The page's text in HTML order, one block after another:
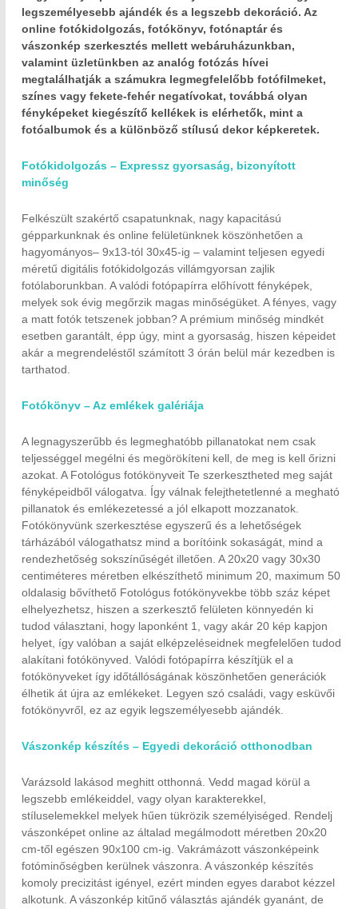
legszemélyesebb ajándék és a legszebb dekoráció. Az
online fotókidolgozás, fotókönyv, fotónaptár és
vászonkép szerkesztés mellett webáruházunkban,
valamint üzletünkben az analóg fotózás hívei
megtalálhatják a számukra legmegfelelőbb fotófilmeket,
színes vagy fekete-fehér negatívokat, továbbá olyan
fényképeket kiegészítő kellékek is elérhetők, mint a
fotóalbumok és a különböző stílusú dekor képkeretek.
Fotókidolgozás – Expressz gyorsaság, bizonyított
minőség
Felkészült szakértő csapatunknak, nagy kapacitású
gépparkunknak és online felületünknek köszönhetően a
hagyományos– 9x13-tól 30x45-ig – valamint teljesen egyedi
méretű digitális fotókidolgozás villámgyorsan zajlik
fotólaborunkban. A valódi fotópapírra előhívott fényképek,
melyek sok évig megőrzik magas minőségüket. A fényes, vagy
a matt fotók tetszenek jobban? A prémium minőség mindkét
esetben garantált, épp úgy, mint a gyorsaság, hiszen képeidet
akár a megrendeléstől számított 3 órán belül már kezedben is
tarthatod.
Fotókönyv – Az emlékek galériája
A legnagyszerűbb és legmeghatóbb pillanatokat nem csak
teljességgel megélni és megörökíteni kell, de meg is kell őrizni
azokat. A Fotológus fotókönyveit Te szerkesztheted meg saját
fényképeidből válogatva. Így válnak felejthetetlenné a megható
pillanatok és emlékezetessé a jól elkapott mozzanatok.
Fotókönyvünk szerkesztése egyszerű és a lehetőségek
tárházából válogathatsz mind a borítóink sokaságát, mind a
rendezhetőség sokszínűségét illetően. A 20x20 vagy 30x30
centiméteres méretben elkészíthető minimum 20, maximum 50
oldalasig bővíthető Fotológus fotókönyvekbe több száz képet
elhelyezhetsz, hiszen a szerkesztő felületen könnyedén ki
tudod választani, hogy laponként 1, vagy akár 20 kép kapjon
helyet, így valóban a saját elképzeléseidnek megfelelően tudod
alakítani fotókönyved. Valódi fotópapírra készítjük el a
fotókönyveket így időtállóságának köszönhetően generációk
élhetik át újra az emlékeket. Legyen szó családi, vagy esküvői
fotókönyvről, ez az egyik legszemélyesebb ajándék.
Vászonkép készítés – Egyedi dekoráció otthonodban
Varázsold lakásod meghitt otthonná. Vedd magad körül a
legszebb emlékeiddel, vagy olyan karakterekkel,
stíluselemekkel melyek hűen tükrözik személyiséged. Rendelj
vászonképet online az általad megálmodott méretben 20x20
cm-től egészen 90x100 cm-ig. Vakrámázott vászonképeink
fotóminőségben kerülnek vászonra. A vászonkép készítés
komoly precizitást igényel, ezért minden egyes darabot kézzel
alkotunk. A vászonkép kitűnő választás ajándék gyanánt, de